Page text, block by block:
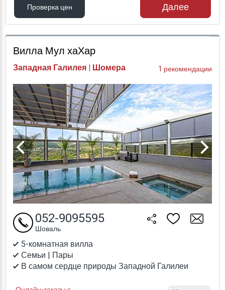
Проверка цен
Проверка цен
Далее
Вилла Мул хаХар
Западная Галилея | Шомера 1 рекомендации
5-комнатная вилла
Семьи | Пары
В самом сердце природы Западной Галилеи
052-9095595
Шоваль